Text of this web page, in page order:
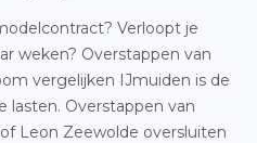
Verloopt je
weken? Overstappen van
vergelijken IJmuiden is de
lasten. Overstappen van
Leon Zeewolde oversluiten